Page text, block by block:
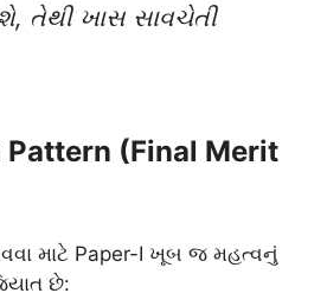
તેથી ખાસ સાવચેતી
Pattern (Final Merit
માટે Paper-I ખૂબ જ મહત્વનું
છે: